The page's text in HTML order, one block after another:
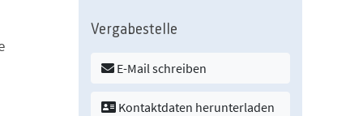
Vergabestelle
E-Mail schreiben
Kontaktdaten herunterladen